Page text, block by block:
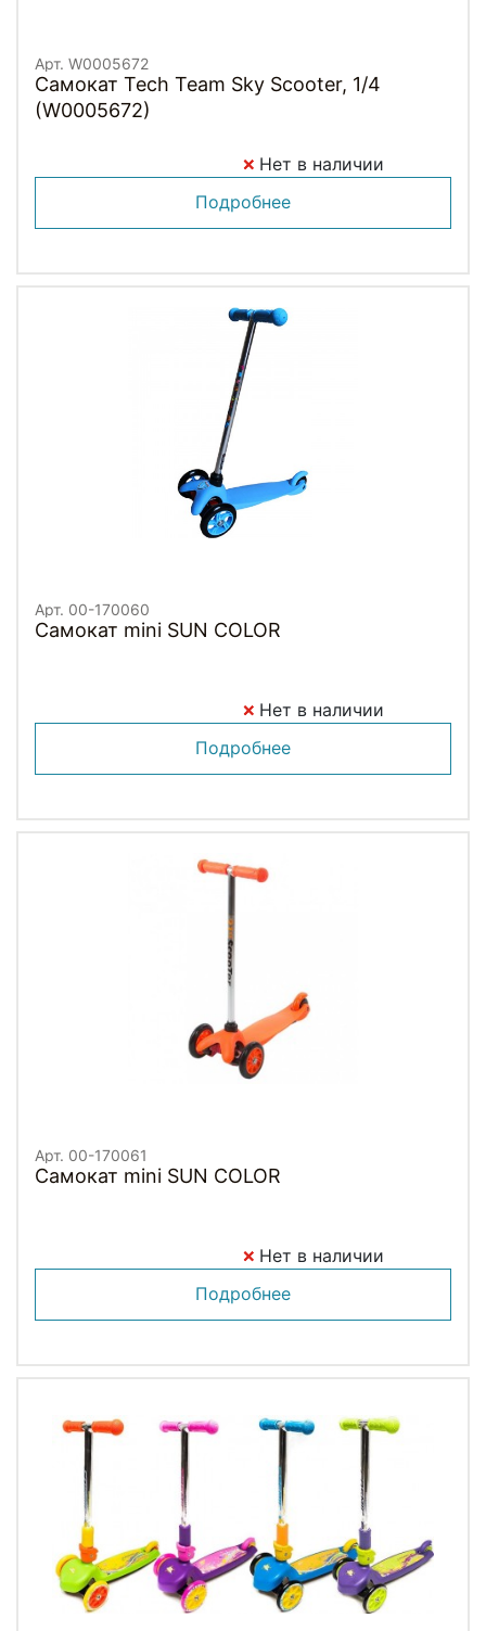
Арт. W0005672
Самокат Tech Team Sky Scooter, 1/4
(W0005672)
Нет в наличии
Подробнее
Арт. 00-170060
Самокат mini SUN COLOR
Нет в наличии
Подробнее
Арт. 00-170061
Самокат mini SUN COLOR
Нет в наличии
Подробнее